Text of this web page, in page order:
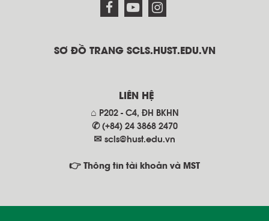
SƠ ĐỒ TRANG SCLS.HUST.EDU.VN
LIÊN HỆ
⌂ P202 - C4, ĐH BKHN
✆ (+84) 24 3868 2470
✉ scls@hust.edu.vn
👉 Thông tin tài khoản và MST